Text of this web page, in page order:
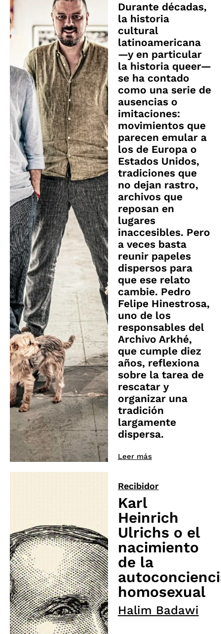
Durante décadas,
la historia
cultural
latinoamericana
—y en particular
la historia queer—
se ha contado
como una serie de
ausencias o
imitaciones:
movimientos que
parecen emular a
los de Europa o
Estados Unidos,
tradiciones que
no dejan rastro,
archivos que
reposan en
lugares
inaccesibles. Pero
a veces basta
reunir papeles
dispersos para
que ese relato
cambie. Pedro
Felipe Hinestrosa,
uno de los
responsables del
Archivo Arkhé,
que cumple diez
años, reflexiona
sobre la tarea de
rescatar y
organizar una
tradición
largamente
dispersa.
Leer más
Recibidor
Karl
Heinrich
Ulrichs o el
nacimiento
de la
homosexual
Halim Badawi